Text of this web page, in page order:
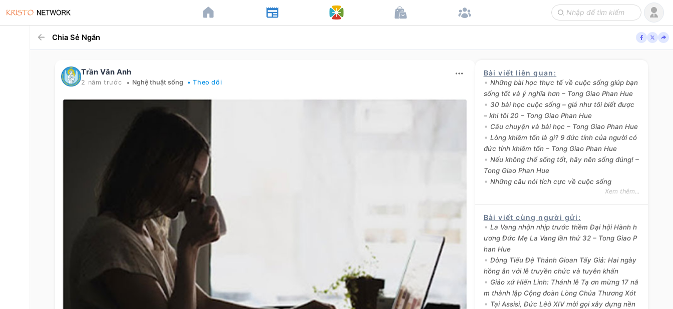
Chia Sẻ Ngắn
Trần Văn Anh
2 năm trước • Nghệ thuật sống • Theo dõi
Bài viết liên quan :
Những bài học thực tế về cuộc sống giúp bạn
sống tốt và ý nghĩa hơn – Tong Giao Phan Hue
30 bài học cuộc sống – giá như tôi biết được
– khi tôi 20 – Tong Giao Phan Hue
Câu chuyện và bài học – Tong Giao Phan Hue
Lòng khiêm tốn là gì? 9 đức tính của người có
đức tính khiêm tốn – Tong Giao Phan Hue
Nếu không thể sống tốt, hãy nên sống đúng! –
Tong Giao Phan Hue
Những câu nói tích cực về cuộc sống
Xem thêm...
Bài viết cùng người gửi :
La Vang nhộn nhịp trước thềm Đại hội Hành h
ương Đức Mẹ La Vang lần thứ 32 – Tong Giao P
han Hue
Dòng Tiểu Đệ Thánh Gioan Tẩy Giả: Hai ngày
hồng ân với lễ truyền chức và tuyên khấn
Giáo xứ Hiển Linh: Thánh lễ Tạ ơn mừng 17 nă
m thành lập Cộng đoàn Lòng Chúa Thương Xót
Tại Assisi, Đức Lêô XIV mời gọi xây dựng nền